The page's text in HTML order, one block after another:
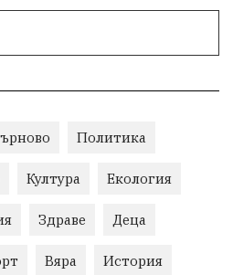
Политика
Култура Екология
Здраве Деца
Вяра История